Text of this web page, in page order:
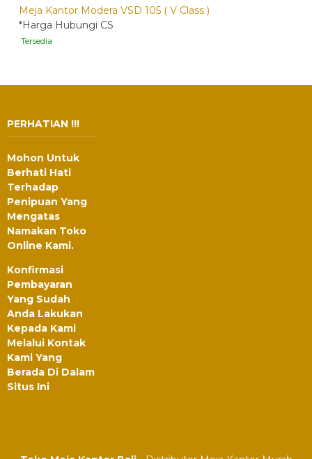
Meja Kantor Modera VSD 105 ( V Class )
*Harga Hubungi CS
Tersedia
PERHATIAN !!!
Mohon Untuk
Berhati Hati
Terhadap
Penipuan Yang
Mengatas
Namakan Toko
Online Kami.
Konfirmasi
Pembayaran
Yang Sudah
Anda Lakukan
Kepada Kami
Melalui Kontak
Kami Yang
Berada Di Dalam
Situs Ini